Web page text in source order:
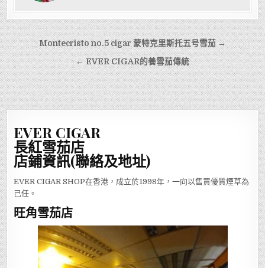
文
章
導
覽
Montecristo no.5 cigar 蒙特克里斯托五号雪茄 →
← EVER CIGAR的養雪茄傳統
EVER CIGAR
長紅雪茄店
店鋪資訊(聯絡及地址)
EVER CIGAR SHOP在香港，成立於1998年，一向以售買優質煙草為
己任。
旺角雪茄店